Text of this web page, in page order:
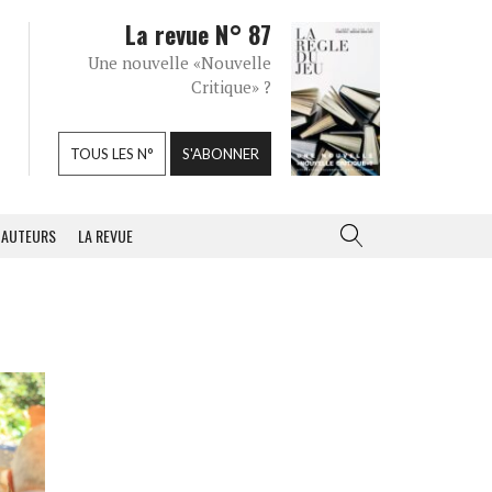
La revue N° 87
Une nouvelle «Nouvelle
Critique» ?
TOUS LES N° S'ABONNER
AUTEURS LA REVUE